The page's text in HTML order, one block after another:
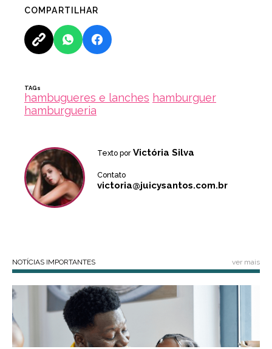
COMPARTILHAR
TAGs
hambugueres e lanches hamburguer
hamburgueria
Texto por Victória Silva
Contato
victoria@juicysantos.com.br
NOTÍCIAS IMPORTANTES ver mais